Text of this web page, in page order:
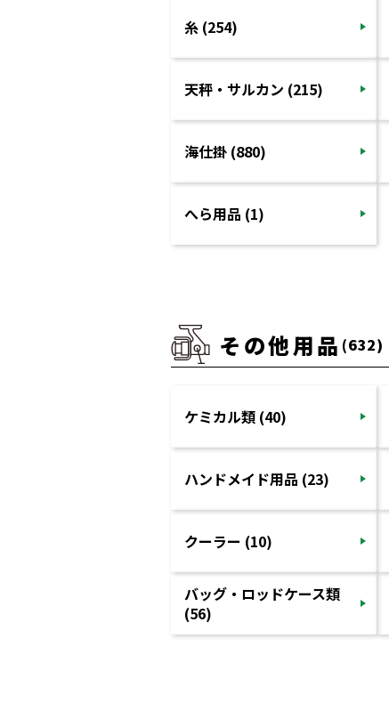
糸 (254)
天秤・サルカン (215)
海仕掛 (880)
へら用品 (1)
その他用品 (632)
ケミカル類 (40)
ハンドメイド用品 (23)
クーラー (10)
バッグ・ロッドケース類
(56)